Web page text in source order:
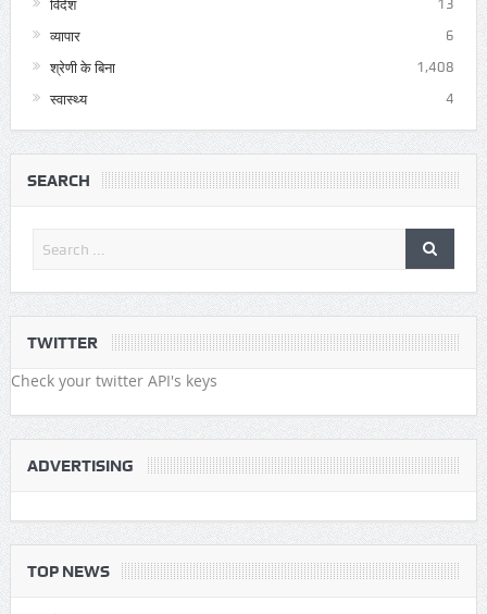
विदेश 13
व्यापार 6
श्रेणी के बिना 1,408
स्वास्थ्य 4
SEARCH
TWITTER
Check your twitter API's keys
ADVERTISING
TOP NEWS